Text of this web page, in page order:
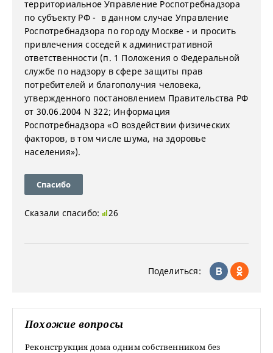
территориальное Управление Роспотребнадзора
по субъекту РФ - в данном случае Управление
Роспотребнадзора по городу Москве - и просить
привлечения соседей к административной
ответственности (п. 1 Положения о Федеральной
службе по надзору в сфере защиты прав
потребителей и благополучия человека,
утвержденного постановлением Правительства РФ
от 30.06.2004 N 322; Информация
Роспотребнадзора «О воздействии физических
факторов, в том числе шума, на здоровье
населения»).
Спасибо
Сказали спасибо: 26
Поделиться:
Похожие вопросы
Реконструкция дома одним собственником без